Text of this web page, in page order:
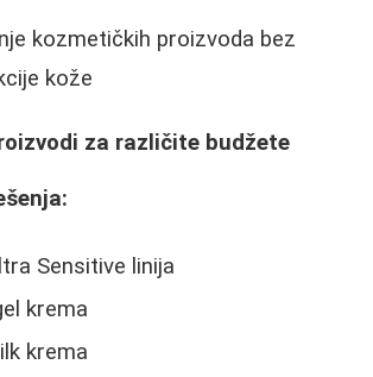
kozmetičkih proizvoda bez
kože
za različite budžete
Sensitive linija
krema
krema